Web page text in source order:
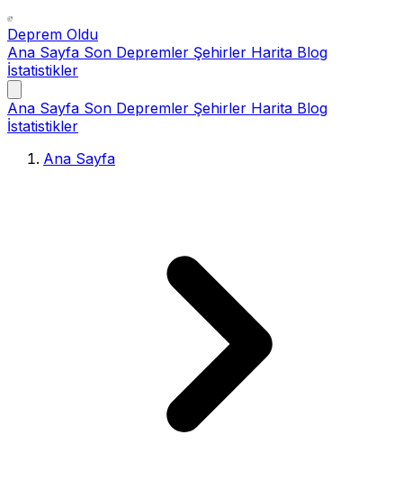
Deprem Oldu
Ana Sayfa Son Depremler Şehirler Harita Blog
İstatistikler
Ana Sayfa Son Depremler Şehirler Harita Blog
İstatistikler
Ana Sayfa